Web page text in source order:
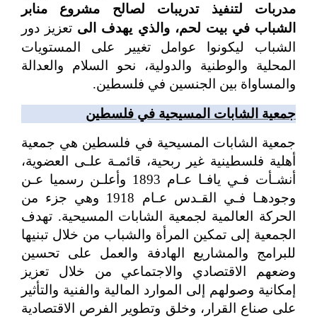
مدربات لتنفيذتدريبات لصالح مشروع منابر
الشباب في بيت لحم، والذي يهدف الى تعزيز دور
الشباب ليكونوا عوامل تغيير على المستويات
المحلية والوطنية والدولية، نحو السلام والعدالة
والمساواة بين الجنسين في فلسطين.
جمعية الشابات المسيحية في فلسطين
جمعية الشابات المسيحية في فلسطين هي جمعية
أهلية فلسطينية غير ربحية، قائمـة علـى العضوية،
أنشـأت فـي یافـا عـام 1893 وأعلـن رسميا عـن
وجودهـا فـي القـدس عـام 1918 وهي جزء من
الحركة العالمية لجمعية الشابات المسيحية. تهدف
الجمعية إلى تمكين المرأة والشباب من خلال تبنيها
للبرامج والمشاريع الهادفة والعمل على تحسين
وضعهم الاقتصادي والاجتماعي من خلال تعزيز
إمكانية وصولهم إلى الموارد المالية والفنية والتأثير
على صناع القرار، وخلق وتطوير الفرص الاقتصادية